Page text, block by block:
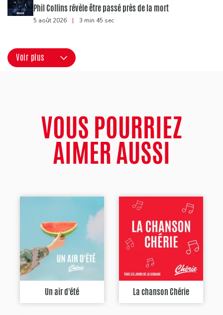
Phil Collins révèle être passé près de la mort
5 août 2026 | 3 min 45 sec
Voir plus
VOUS POURRIEZ
AIMER AUSSI
Un air d'été La chanson Chérie